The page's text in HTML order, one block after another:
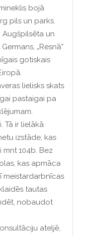
bojā
pils un parks.
Augšpilsēta un
„Resnā”
gotiskais
lielisks skats
pastaigai pa
Tā ir lielākā
izstāde, kas
mnt 104b. Bez
kas apmāca
meistardarbnīcas
tautas
nobaudot
ateljē,